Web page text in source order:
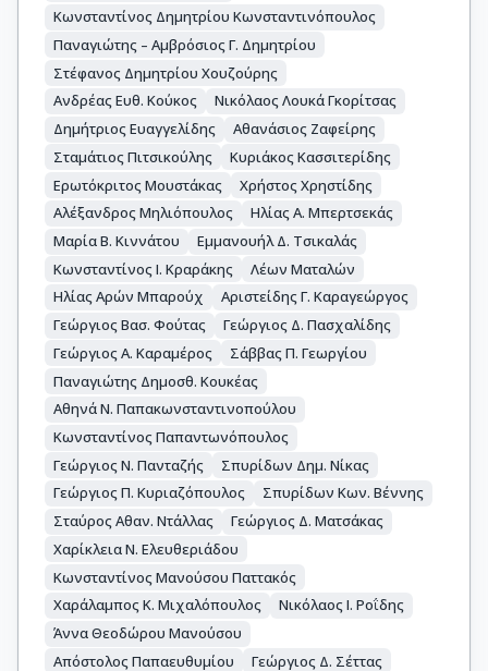
Κωνσταντίνος Δημητρίου Κωνσταντινόπουλος
Παναγιώτης – Αμβρόσιος Γ. Δημητρίου
Στέφανος Δημητρίου Χουζούρης
Ανδρέας Ευθ. Κούκος
Νικόλαος Λουκά Γκορίτσας
Δημήτριος Ευαγγελίδης
Αθανάσιος Ζαφείρης
Σταμάτιος Πιτσικούλης
Κυριάκος Κασσιτερίδης
Ερωτόκριτος Μουστάκας
Χρήστος Χρηστίδης
Αλέξανδρος Μηλιόπουλος
Ηλίας Α. Μπερτσεκάς
Μαρία Β. Κιννάτου
Εμμανουήλ Δ. Τσικαλάς
Κωνσταντίνος Ι. Κραράκης
Λέων Ματαλών
Ηλίας Αρών Μπαρούχ
Αριστείδης Γ. Καραγεώργος
Γεώργιος Βασ. Φούτας
Γεώργιος Δ. Πασχαλίδης
Γεώργιος Α. Καραμέρος
Σάββας Π. Γεωργίου
Παναγιώτης Δημοσθ. Κουκέας
Αθηνά Ν. Παπακωνσταντινοπούλου
Κωνσταντίνος Παπαντωνόπουλος
Γεώργιος Ν. Πανταζής
Σπυρίδων Δημ. Νίκας
Γεώργιος Π. Κυριαζόπουλος
Σπυρίδων Κων. Βέννης
Σταύρος Αθαν. Ντάλλας
Γεώργιος Δ. Ματσάκας
Χαρίκλεια Ν. Ελευθεριάδου
Κωνσταντίνος Μανούσου Παττακός
Χαράλαμπος Κ. Μιχαλόπουλος
Νικόλαος Ι. Ροΐδης
Άννα Θεοδώρου Μανούσου
Απόστολος Παπαευθυμίου
Γεώργιος Δ. Σέττας